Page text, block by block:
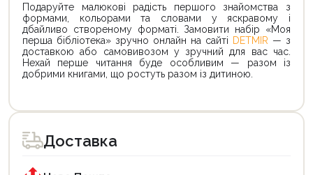
Подаруйте малюкові радість першого знайомства з
формами, кольорами та словами у яскравому і
дбайливо створеному форматі. Замовити набір «Моя
перша бібліотека» зручно онлайн на сайті DETMIR — з
доставкою або самовивозом у зручний для вас час.
Нехай перше читання буде особливим — разом із
добрими книгами, що ростуть разом із дитиною.
Доставка